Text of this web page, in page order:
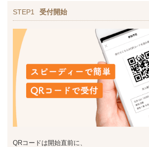
STEP1 受付開始
QRコードは開始直前に、